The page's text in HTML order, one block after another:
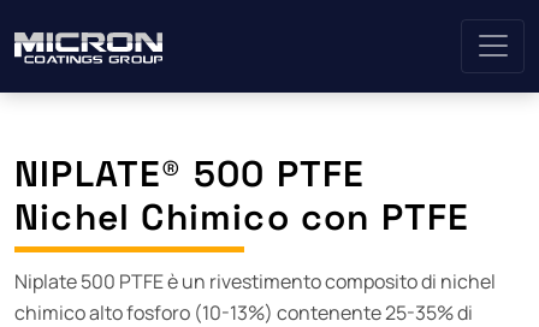
NIPLATE® 500 PTFE
Nichel Chimico con PTFE
Niplate 500 PTFE è un rivestimento composito di nichel
chimico alto fosforo (10-13%) contenente 25-35% di